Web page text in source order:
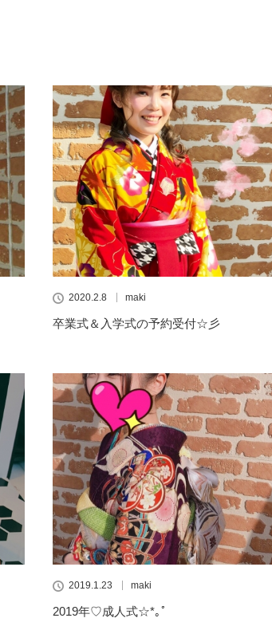
2020.2.8 maki
卒業式＆入学式の予約受付☆彡
2019.1.23 maki
2019年♡成人式☆*｡ﾟ